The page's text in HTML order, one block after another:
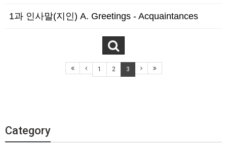
1과 인사말(지인) A. Greetings - Acquaintances
1 2 3
Category